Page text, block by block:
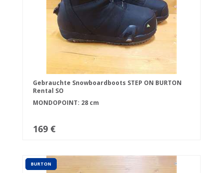
Gebrauchte Snowboardboots STEP ON BURTON
Rental SO
MONDOPOINT: 28 cm
169 €
BURTON